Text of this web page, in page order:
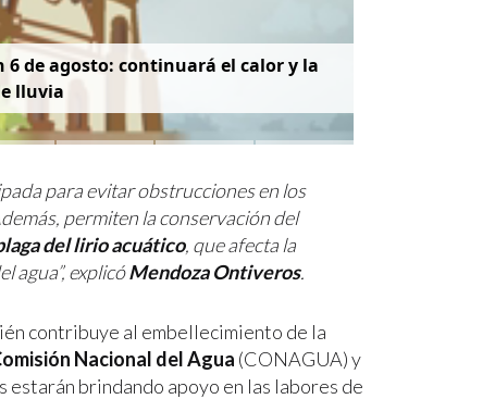
6 de agosto: continuará el calor y la
lluvia
para evitar obstrucciones en los
permiten la conservación del
del lirio acuático, que afecta la
agua”, explicóMendoza Ontiveros.
contribuye al embellecimiento de la
Nacional del Agua (CONAGUA) y
brindando apoyo en las labores de